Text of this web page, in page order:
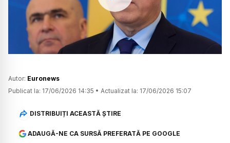
Watch
Autor: Euronews
Publicat la: 17/06/2026 14:35 • Actualizat la: 17/06/2026 15:07
DISTRIBUIȚI ACEASTĂ ȘTIRE
ADAUGĂ-NE CA SURSĂ PREFERATĂ PE GOOGLE